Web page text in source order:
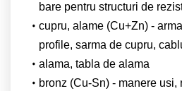
bare pentru structuri de
cupru, alame (Cu+Zn) -
profile, sarma de cupru,
alama, tabla de alama
bronz (Cu-Sn) - manere usi,